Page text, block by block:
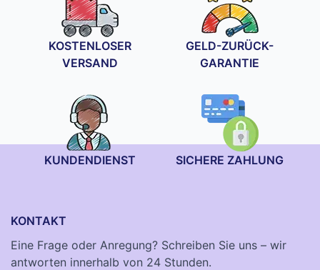
KOSTENLOSER
VERSAND
GELD-ZURÜCK-
GARANTIE
KUNDENDIENST SICHERE ZAHLUNG
KONTAKT
Eine Frage oder Anregung? Schreiben Sie uns – wir
antworten innerhalb von 24 Stunden.